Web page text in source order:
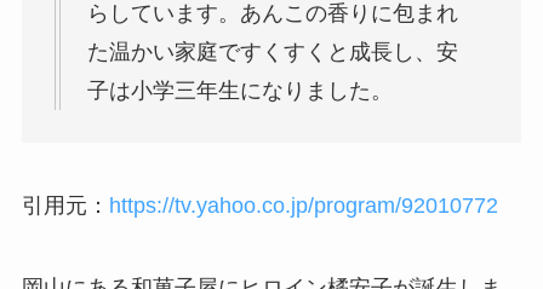
らしています。あんこの香りに包まれ
た温かい家庭ですくすくと成長し、安
子は小学三年生になりました。
引用元： https://tv.yahoo.co.jp/program/92010772